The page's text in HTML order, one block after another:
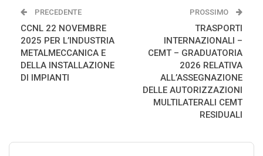
PRECEDENTE
CCNL 22 NOVEMBRE
2025 PER L’INDUSTRIA
METALMECCANICA E
DELLA INSTALLAZIONE
DI IMPIANTI
PROSSIMO
TRASPORTI
INTERNAZIONALI –
CEMT – GRADUATORIA
2026 RELATIVA
ALL’ASSEGNAZIONE
DELLE AUTORIZZAZIONI
MULTILATERALI CEMT
RESIDUALI